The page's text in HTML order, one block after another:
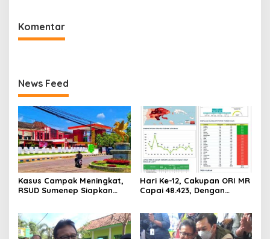
Komentar
News Feed
Kasus Campak Meningkat,
RSUD Sumenep Siapkan
Lengkap Jadi Prioritas
Hari Ke-12, Cakupan ORI MR
Capai 48.423, Dengan